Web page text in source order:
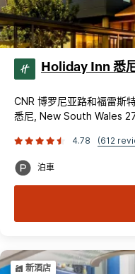
Holiday Inn 悉
CNR 博罗尼亚路和福雷斯
悉尼, New South Wales
4.78 (612
泊車
新酒店